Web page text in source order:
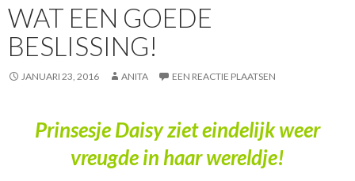
WAT EEN GOEDE
BESLISSING!
JANUARI 23, 2016 ANITA EEN REACTIE PLAATSEN
Prinsesje Daisy ziet eindelijk weer
vreugde in haar wereldje!